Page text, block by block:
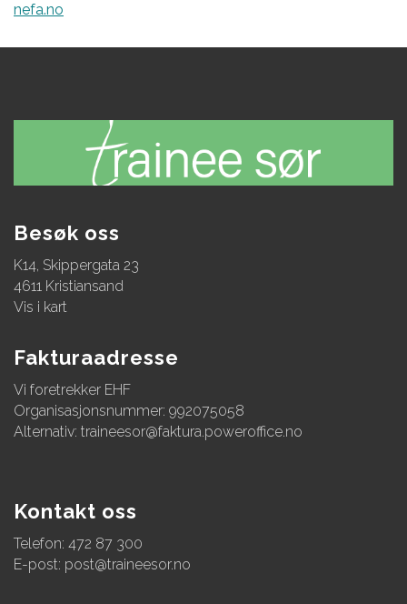
nefa.no
Besøk oss
K14, Skippergata 23
4611 Kristiansand
Vis i kart
Fakturaadresse
Vi foretrekker EHF
Organisasjonsnummer: 992075058
Alternativ: traineesor@faktura.poweroffice.no
Kontakt oss
Telefon: 472 87 300
E-post: post@traineesor.no